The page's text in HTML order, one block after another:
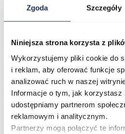
Zgoda Szczegóły
Niniejsza strona korzysta z
Wykorzystujemy pliki cookie do
i reklam, aby oferować funkcje
analizować ruch w naszej
Informacje o tym, jak korzystasz
udostępniamy partnerom
reklamowym i analitycznym.
Partnerzy mogą połączyć te
O marce
Opinie
Zapytaj o produkt
Płatność i dostawa